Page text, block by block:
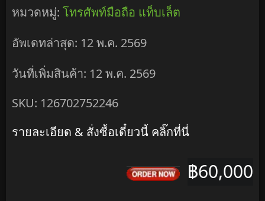
หมวดหมู่: โทรศัพท์มือถือ แท็บเล็ต
อัพเดทล่าสุด: 12 พ.ค. 2569
วันที่เพิ่มสินค้า: 12 พ.ค. 2569
SKU: 126702752246
รายละเอียด & สั่งซื้อเดี๋ยวนี้ คลิ๊กที่นี่
฿60,000